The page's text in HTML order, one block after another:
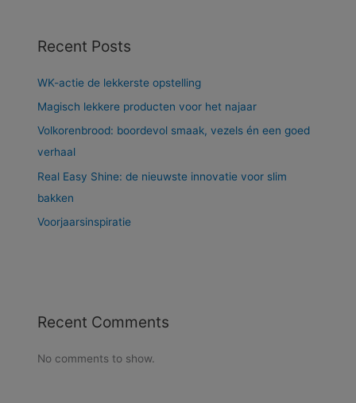
Recent Posts
WK-actie de lekkerste opstelling
Magisch lekkere producten voor het najaar
Volkorenbrood: boordevol smaak, vezels én een goed
verhaal
Real Easy Shine: de nieuwste innovatie voor slim
bakken
Voorjaarsinspiratie
Recent Comments
No comments to show.